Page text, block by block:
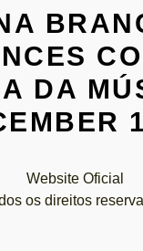
DA
Website Oficial
os direitos